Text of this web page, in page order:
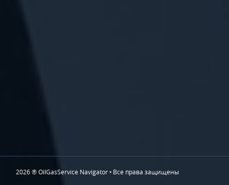
2026 ® OilGasService Navigator • Все права защищены